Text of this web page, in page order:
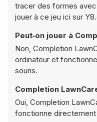
tracer des formes
jouer à ce jeu ici sur
Peut‑on jouer à
Non, Completion
ordinateur et
souris.
Completion
Oui, Completion
fonctionne